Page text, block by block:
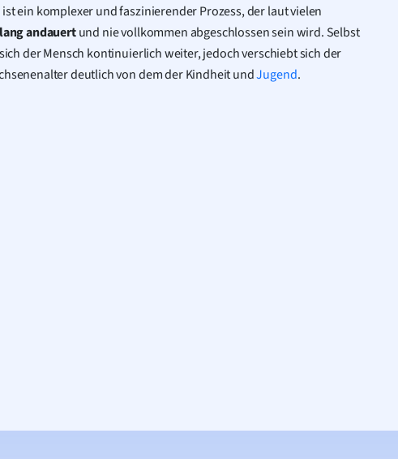
ist ein komplexer und faszinierender Prozess, der laut vielen
andauertund nie vollkommen abgeschlossen sein wird. Selbst
der Mensch kontinuierlich weiter, jedoch verschiebt sich der
deutlich von dem der Kindheit undJugend.